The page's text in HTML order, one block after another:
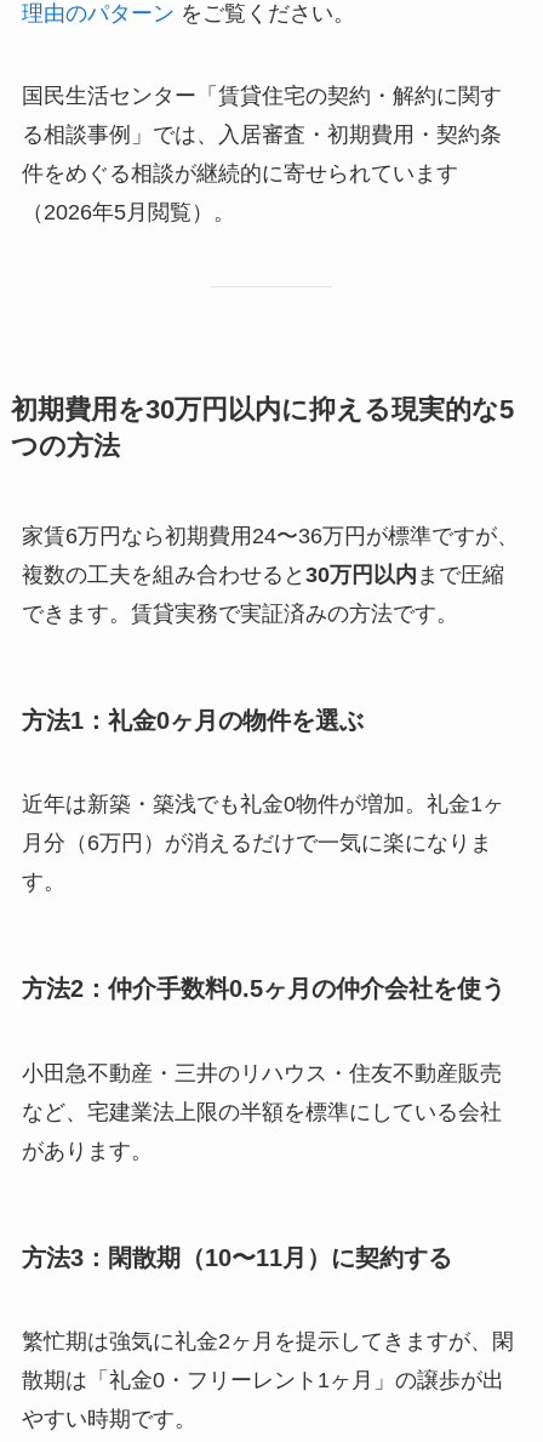
理由のパターン をご覧ください。
国民生活センター「賃貸住宅の契約・解約に関す
る相談事例」では、入居審査・初期費用・契約条
件をめぐる相談が継続的に寄せられています
（2026年5月閲覧）。
初期費用を30万円以内に抑える現実的な5
つの方法
家賃6万円なら初期費用24〜36万円が標準ですが、
複数の工夫を組み合わせると 30万円以内 まで圧縮
できます。賃貸実務で実証済みの方法です。
方法1：礼金0ヶ月の物件を選ぶ
近年は新築・築浅でも礼金0物件が増加。礼金1ヶ
月分（6万円）が消えるだけで一気に楽になりま
す。
方法2：仲介手数料0.5ヶ月の仲介会社を使う
小田急不動産・三井のリハウス・住友不動産販売
など、宅建業法上限の半額を標準にしている会社
があります。
方法3：閑散期（10〜11月）に契約する
繁忙期は強気に礼金2ヶ月を提示してきますが、閑
散期は「礼金0・フリーレント1ヶ月」の譲歩が出
やすい時期です。